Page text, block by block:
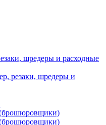
шредеры и расходные
резаки, шредеры и